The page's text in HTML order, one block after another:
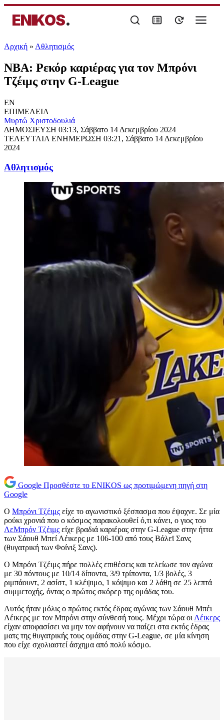
ENIKOS.
Αρχική » Αθλητισμός
NBA: Ρεκόρ καριέρας για τον Μπρόνι
Τζέιμς στην G-League
EN
ΕΠΙΜΕΛΕΙΑ
Μυρτώ Χριστοδουλιά
ΔΗΜΟΣΙΕΥΣΗ 03:13, Σάββατο 14 Δεκεμβρίου 2024
ΤΕΛΕΥΤΑΙΑ ΕΝΗΜΕΡΩΣΗ 03:21, Σάββατο 14 Δεκεμβρίου
2024
Αθλητισμός
Google Προσθέστε το ENIKOS ως προτιμώμενη πηγή στη
Google
Ο Μπρόνι Τζέιμς είχε το αγωνιστικό ξέσπασμα που έψαχνε. Σε μία
ρούκι χρονιά που ο κόσμος παρακολουθεί ό,τι κάνει, ο γιος του
ΛεΜπρόν Τζέιμς είχε βραδιά καριέρας στην G-League στην ήττα
των Σάουθ Μπεί Λέικερς με 106-100 από τους Βάλεϊ Σανς
(θυγατρική των Φοίνιξ Σανς).
Ο Μπρόνι Τζέιμς πήρε πολλές επιθέσεις και τελείωσε τον αγώνα
με 30 πόντους με 10/14 δίποντα, 3/9 τρίποντα, 1/3 βολές, 3
ριμπάουντ, 2 ασίστ, 1 κλέψιμο, 1 κόψιμο και 2 λάθη σε 25 λεπτά
συμμετοχής, όντας ο πρώτος σκόρερ της ομάδας του.
Αυτός ήταν μόλις ο πρώτος εκτός έδρας αγώνας των Σάουθ Μπέι
Λέικερς με τον Μπρόνι στην σύνθεσή τους. Μέχρι τώρα οι Λέικερς
είχαν αποφασίσει να μην τον αφήνουν να παίζει στα εκτός έδρας
ματς της θυγατρικής τους ομάδας στην G-League, σε μία κίνηση
που είχε σχολιαστεί άσχημα από πολύ κόσμο.